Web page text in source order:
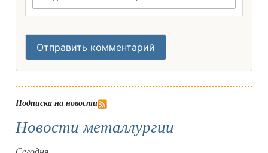
Отправить комментарий
Подписка на новости
Новости металлургии